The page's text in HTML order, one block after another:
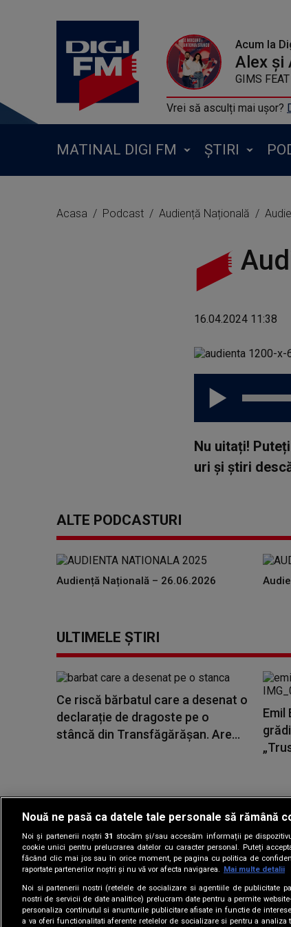
Acum la
Alex și
GIMS
Vrei să asculți mai ușor?
MATINAL DIGI FM ȘTIRI
Acasa Podcast Audiență Națională
16.04.2024 11:38
Nu uitați!
uri și știri
ALTE PODCASTURI
Audiență Națională – 26.06.2026
ULTIMELE ȘTIRI
Ce riscă bărbatul care a desenat o
declarație de dragoste pe o
stâncă din Transfăgărășan. Are...
Emil
Gestionați
Nouă ne pasă ca datele tale personale să rămână
Noi și partenerii noștri31 stocăm și/sau accesăm informații pe
cookie unici pentru prelucrarea datelor cu caracter personal. Puteți
făcând clic mai jos sau în orice moment, pe pagina cu politica de
raportate partenerilor noștri și nu vă vor afecta navigarea. Mai multe detalii
Noi si partenerii nostri (retelele de socializare si agentiile de publicitate
nostri de servicii de date analitice) prelucram date pentru a permite
personaliza continutul si anunturile publicitare afisate in functie de
a va oferi functionalitati aferente retelelor de socializare si pentru a analiza